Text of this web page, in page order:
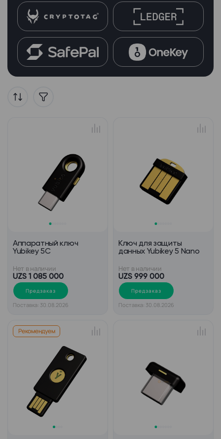
Аппаратный ключ
Yubikey 5C
Нет в наличии
UZS 1 085 000
Предзаказ
Поставка: 30.08.2026
Ключ для защиты
данных Yubikey 5 Nano
Нет в наличии
UZS 999 000
Предзаказ
Поставка: 30.08.2026
Рекомендуем